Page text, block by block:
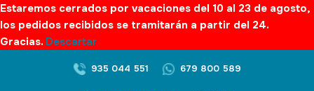
Estaremos cerrados por vacaciones del 10 al 23 de agosto,
los pedidos recibidos se tramitarán a partir del 24.
Gracias. Descartar
935 044 551 679 800 589